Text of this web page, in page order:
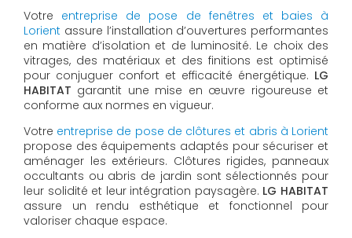
Votre entreprise de pose de fenêtres et baies à
Lorient assure l’installation d’ouvertures performantes
en matière d’isolation et de luminosité. Le choix des
vitrages, des matériaux et des finitions est optimisé
pour conjuguer confort et efficacité énergétique. LG
HABITAT garantit une mise en œuvre rigoureuse et
conforme aux normes en vigueur.
Votre entreprise de pose de clôtures et abris à Lorient
propose des équipements adaptés pour sécuriser et
aménager les extérieurs. Clôtures rigides, panneaux
occultants ou abris de jardin sont sélectionnés pour
leur solidité et leur intégration paysagère. LG HABITAT
assure un rendu esthétique et fonctionnel pour
valoriser chaque espace.